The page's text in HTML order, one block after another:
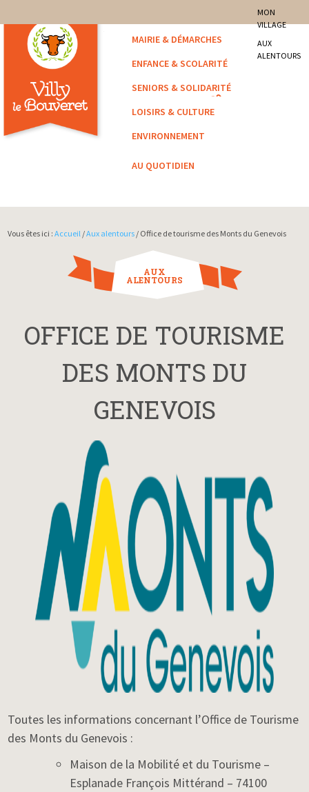
Villy-le-Bouveret
MON
VILLAGE
AUX
ALENTOURS
MAIRIE & DÉMARCHES
ENFANCE & SCOLARITÉ
SENIORS & SOLIDARITÉ
LOISIRS & CULTURE
ENVIRONNEMENT
AU QUOTIDIEN
Vous êtes ici :Accueil /Aux alentours / Office de tourisme des Monts du Genevois
AUX
ALENTOURS
OFFICE DE TOURISME
DES MONTS DU
GENEVOIS
Toutes les informations concernant l’Office de Tourisme
des Monts du Genevois :
Maison de la Mobilité et du Tourisme –
Esplanade François Mittérand – 74100